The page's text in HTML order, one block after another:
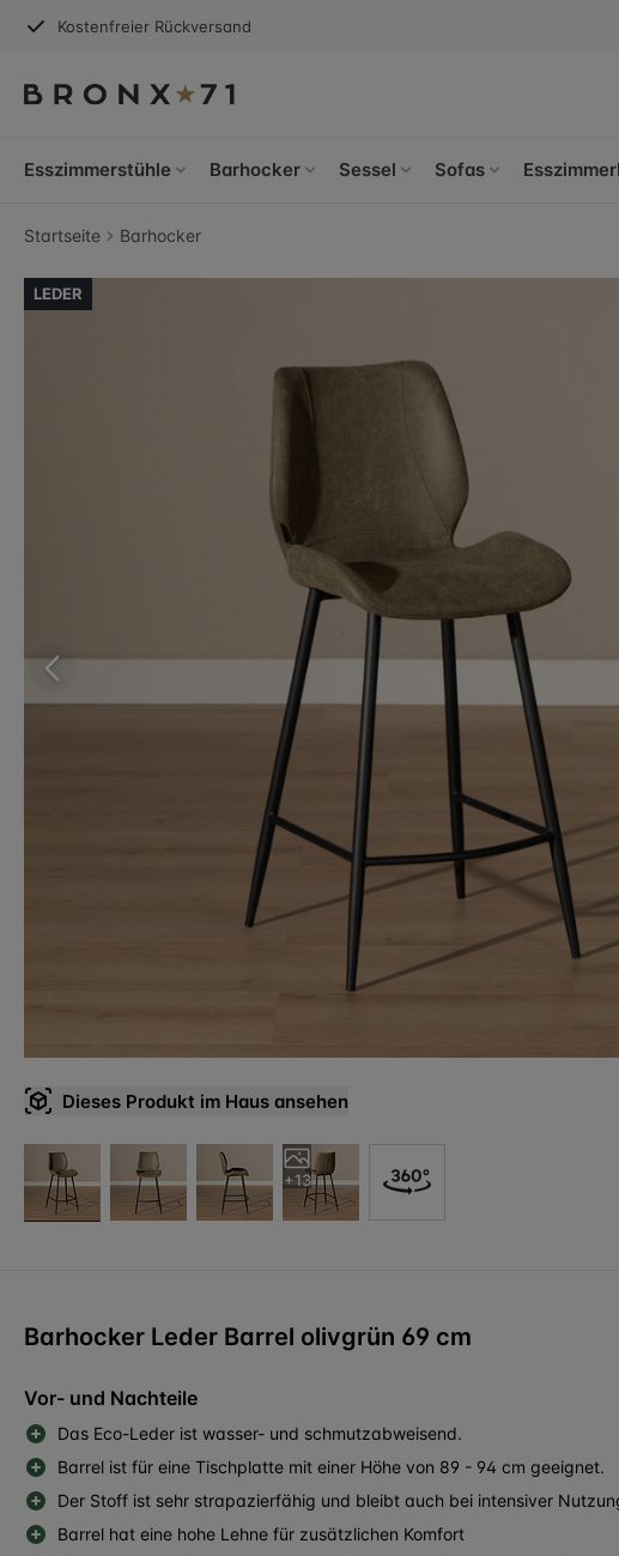
Kostenfreier Rückversand
Esszimmerstühle Barhocker Sessel Sofas
Startseite Barhocker
LEDER
Dieses Produkt im Haus ansehen
+13
Barhocker Leder Barrel olivgrün 69 cm
Vor- und Nachteile
Das Eco-Leder ist wasser- und schmutzabweisend.
Barrel ist für eine Tischplatte mit einer Höhe von 89 - 94 cm geeignet.
Der Stoff ist sehr strapazierfähig und bleibt auch bei intensiver
Barrel hat eine hohe Lehne für zusätzlichen Komfort